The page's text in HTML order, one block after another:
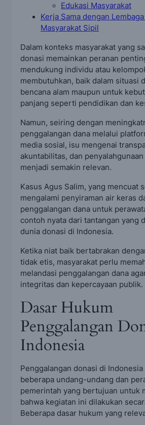
Edukasi Masyarakat
Kerja Sama dengan
Masyarakat Sipil
Dalam konteks masyarakat yang
donasi memainkan peranan
mendukung individu atau
membutuhkan, baik dalam situasi
bencana alam maupun untuk
panjang seperti pendidikan dan
Namun, seiring dengan
penggalangan dana melalui
media sosial, isu mengenai
akuntabilitas, dan
menjadi semakin relevan.
Kasus Agus Salim, yang mencuat
mengalami penyiraman air keras
penggalangan dana untuk
contoh nyata dari tantangan yang
dunia donasi di Indonesia.
Ketika niat baik bertabrakan
tidak etis, masyarakat perlu
melandasi penggalangan dana
integritas dan kepercayaan publik.
Dasar Hukum
Penggalangan
Indonesia
Penggalangan donasi di
beberapa undang-undang dan
pemerintah yang bertujuan untuk
bahwa kegiatan ini dilakukan
Beberapa dasar hukum yang